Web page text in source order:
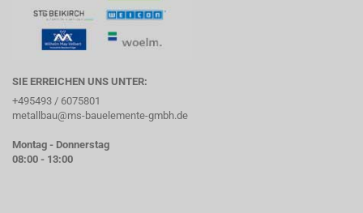
SIE ERREICHEN UNS UNTER:
+495493 / 6075801
metallbau@ms-bauelemente-gmbh.de
Montag - Donnerstag
08:00 - 13:00